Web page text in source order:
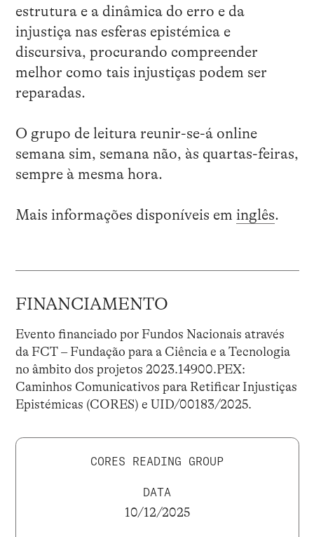
estrutura e a dinâmica do erro e da
injustiça nas esferas epistémica e
discursiva, procurando compreender
melhor como tais injustiças podem ser
reparadas.
O grupo de leitura reunir-se-á online
semana sim, semana não, às quartas-feiras,
sempre à mesma hora.
Mais informações disponíveis em inglês.
FINANCIAMENTO
Evento financiado por Fundos Nacionais através
da FCT – Fundação para a Ciência e a Tecnologia
no âmbito dos projetos 2023.14900.PEX:
Caminhos Comunicativos para Retificar Injustiças
Epistémicas (CORES) e UID/00183/2025.
CORES READING GROUP
DATA
10/12/2025